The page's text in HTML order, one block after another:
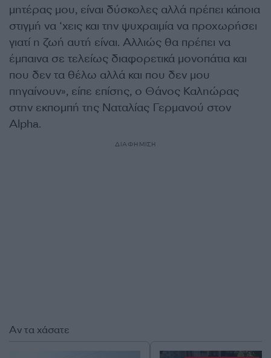
μητέρας μου, είναι δύσκολες αλλά πρέπει κάποια
στιγμή να ‘χεις και την ψυχραιμία να προχωρήσει
γιατί η ζωή αυτή είναι. Αλλιώς θα πρέπει να
έμπαινα σε τελείως διαφορετικά μονοπάτια και
που δεν τα θέλω αλλά και που δεν μου
πηγαίνουν», είπε επίσης, ο Θάνος Καληώρας
στην εκπομπή της Ναταλίας Γερμανού στον
Alpha.
ΔΙΑΦΗΜΙΣΗ
Αν τα χάσατε